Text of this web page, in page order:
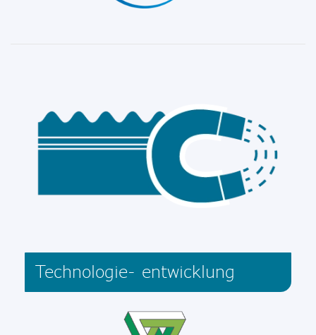
Technologie- entwicklung